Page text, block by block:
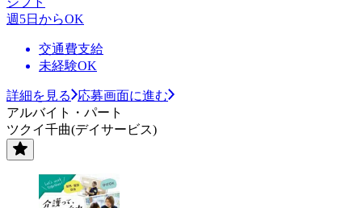
週5日からOK
交通費支給
未経験OK
詳細を見る
応募画面に進む
アルバイト・パート
ツクイ千曲(デイサービス)